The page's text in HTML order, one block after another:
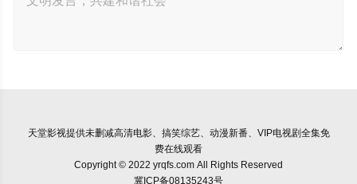
天堂影视提供未删减高清电影、搞笑综艺、动漫新番、VIP电视剧全集免
费在线观看
Copyright © 2022 yrqfs.com All Rights Reserved
冀ICP备08135243号